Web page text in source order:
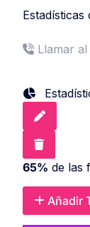
Llamar
65% de las
Añadir